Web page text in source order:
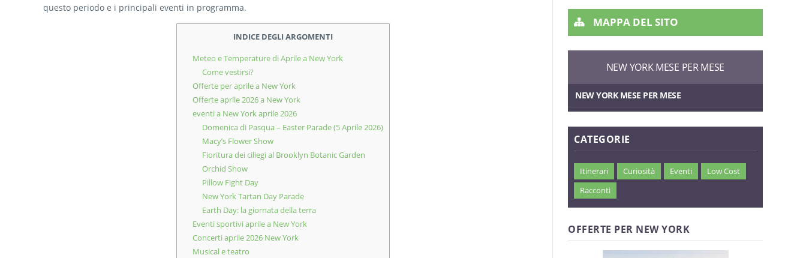
questo periodo e i principali eventi in programma.
INDICE DEGLI ARGOMENTI
Meteo e Temperature di Aprile a New York
Come vestirsi?
Offerte per aprile a New York
Offerte aprile 2026 a New York
eventi a New York aprile 2026
Domenica di Pasqua – Easter Parade (5 Aprile 2026)
Macy’s Flower Show
Fioritura dei ciliegi al Brooklyn Botanic Garden
Orchid Show
Pillow Fight Day
New York Tartan Day Parade
Earth Day: la giornata della terra
Eventi sportivi aprile a New York
Concerti aprile 2026 New York
Musical e teatro
MAPPA DEL SITO
NEW YORK MESE PER MESE
NEW YORK MESE PER MESE
CATEGORIE
Itinerari Curiosità Eventi
Low Cost
Racconti
OFFERTE PER NEW YORK